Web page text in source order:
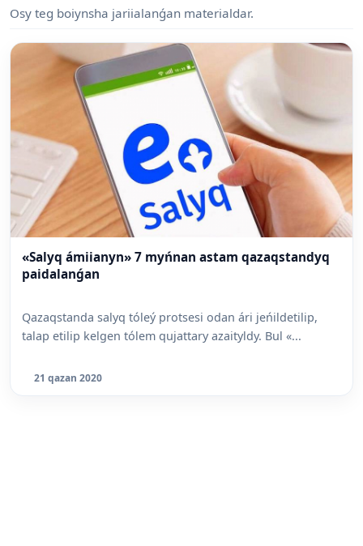
Osy teg boiynsha jariialanǵan materialdar.
«Salyq ámiianyn» 7 myńnan astam qazaqstandyq
paidalanǵan
Qazaqstanda salyq tóleý protsesi odan ári jeńildetilip,
talap etilip kelgen tólem qujattary azaityldy. Bul «...
21 qazan 2020